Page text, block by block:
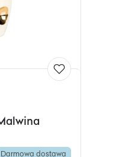
Darmowa dostawa